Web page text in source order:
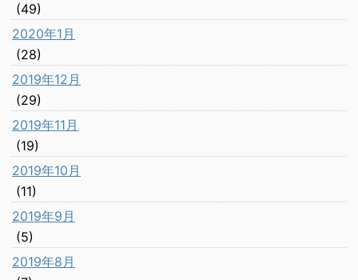
(49)
2020年1月
(28)
2019年12月
(29)
2019年11月
(19)
2019年10月
(11)
2019年9月
(5)
2019年8月